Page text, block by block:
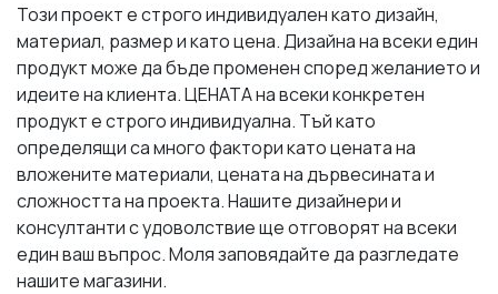
Този проект е строго индивидуален като дизайн,
материал, размер и като цена. Дизайна на всеки един
продукт може да бъде променен според желанието и
идеите на клиента. ЦЕНАТА на всеки конкретен
продукт е строго индивидуална. Тъй като
определящи са много фактори като цената на
вложените материали, цената на дървесината и
сложността на проекта. Нашите дизайнери и
консултанти с удоволствие ще отговорят на всеки
един ваш въпрос. Моля заповядайте да разгледате
нашите магазини.